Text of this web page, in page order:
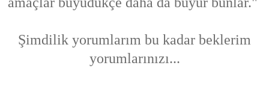
Şimdilik yorumlarım bu kadar beklerim
yorumlarınızı...